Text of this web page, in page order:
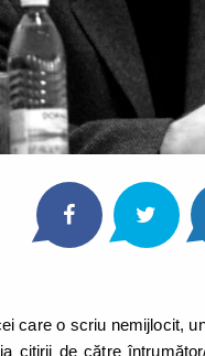
care o scriu nemijlocit,
citirii de către